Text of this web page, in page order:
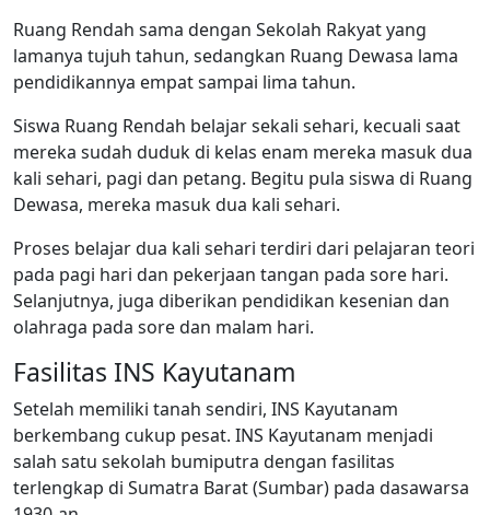
Ruang Rendah sama dengan Sekolah Rakyat yang
lamanya tujuh tahun, sedangkan Ruang Dewasa lama
pendidikannya empat sampai lima tahun.
Siswa Ruang Rendah belajar sekali sehari, kecuali saat
mereka sudah duduk di kelas enam mereka masuk dua
kali sehari, pagi dan petang. Begitu pula siswa di Ruang
Dewasa, mereka masuk dua kali sehari.
Proses belajar dua kali sehari terdiri dari pelajaran teori
pada pagi hari dan pekerjaan tangan pada sore hari.
Selanjutnya, juga diberikan pendidikan kesenian dan
olahraga pada sore dan malam hari.
Fasilitas INS Kayutanam
Setelah memiliki tanah sendiri, INS Kayutanam
berkembang cukup pesat. INS Kayutanam menjadi
salah satu sekolah bumiputra dengan fasilitas
terlengkap di Sumatra Barat (Sumbar) pada dasawarsa